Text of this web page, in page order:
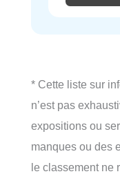
* Cette liste sur
n’est pas
expositions ou
manques ou des
le classement ne